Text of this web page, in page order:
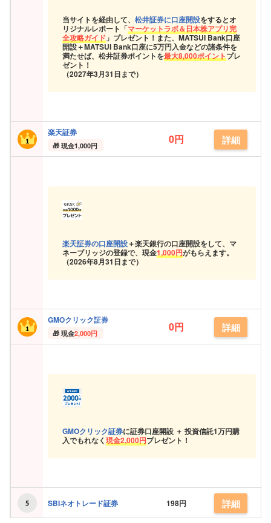
当サイトを経由して、 松井証券に口座開設をするとオ
リジナルレポート「マーケットラボ＆日本株アプリ完
全攻略ガイド 」プレゼント！また、MATSUI Bank口座
開設＋MATSUI Bank口座に5万円入金などの諸条件を
満たせば、松井証券ポイントを最大8,000ポイントプレ
ゼント！
（2027年3月31日まで）
楽天証券
現金1,000円 0円 詳細
楽天証券の口座開設＋楽天銀行の口座開設をして、マ
ネーブリッジの登録で、現金1,000円がもらえます。
（2026年8月31日まで）
GMOクリック証券
現金2,000円 0円 詳細
GMOクリック証券に証券口座開設 ＋ 投資信託1万円購
入でもれなく現金2,000円プレゼント！
SBIネオトレード証券 198円 詳細